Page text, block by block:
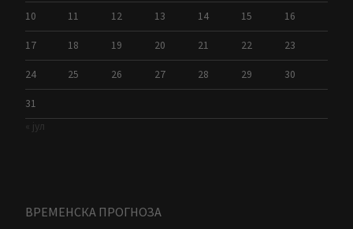
10 11 12 13 14 15 16
17 18 19 20 21 22 23
24 25 26 27 28 29 30
31
« јул
ВРЕМЕНСКА ПРОГНОЗА